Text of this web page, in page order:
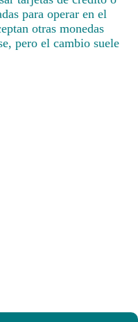
para operar en el
otras monedas
pero el cambio suele